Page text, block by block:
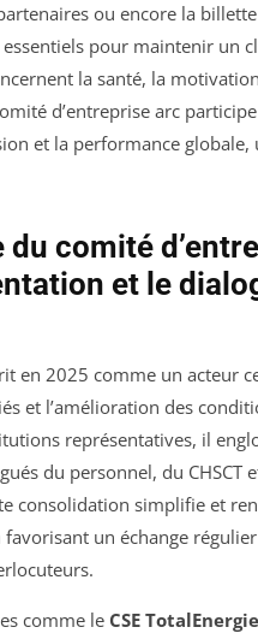
ou encore la
pour maintenir un
la santé, la
d’entreprise arc
et la performance globale,
comité
et le
en 2025 comme un acteur
et l’amélioration des
représentatives, il
du personnel, du CHSCT
consolidation simplifie et
un échange
comme le CSE